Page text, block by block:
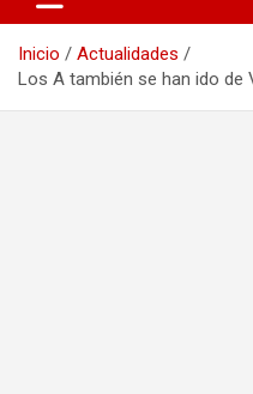
Inicio
Actualidades
Los A también se han ido de